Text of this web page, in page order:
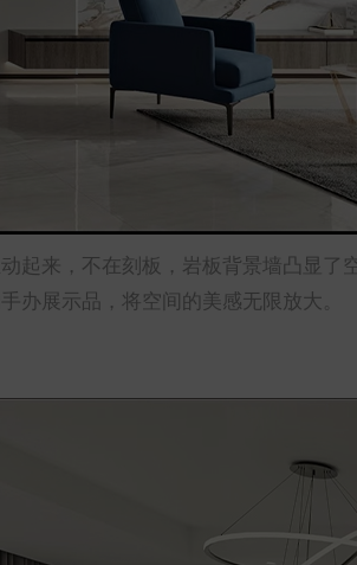
起来，不在刻板，岩板背景墙凸显
办展示品，将空间的美感无限放大。